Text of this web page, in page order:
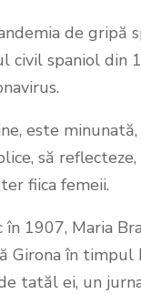
de gripă
civil spaniol din
este minunată,
să reflecteze,
fiica femeii.
1907, Maria
Girona în timpul
tatăl ei, un